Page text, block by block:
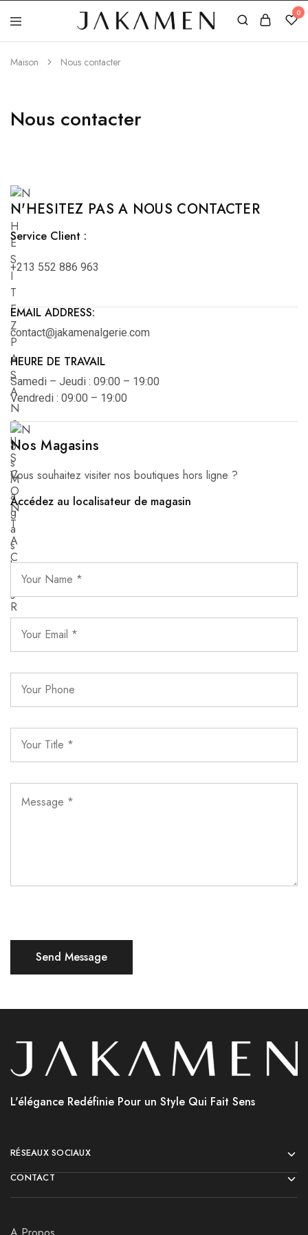
Jakamen
Algérie
0
Maison Nous contacter
Nous contacter
N'HESITEZ PAS A NOUS CONTACTER
Service Client :
+213 552 886 963
EMAIL ADDRESS:
contact@jakamenalgerie.com
HEURE DE TRAVAIL
Samedi – Jeudi : 09:00 – 19:00
Vendredi : 09:00 – 19:00
Nos Magasins
Vous souhaitez visiter nos boutiques hors ligne ?
Accédez au localisateur de magasin
L'élégance Redéfinie Pour un Style Qui Fait Sens
RÉSEAUX SOCIAUX
CONTACT